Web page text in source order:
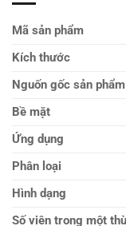
Mã sản phẩm
Kích thước
Nguốn gốc sản phẩm
Bề mặt
Ứng dụng
Phân loại
Hình dạng
Số viên trong một